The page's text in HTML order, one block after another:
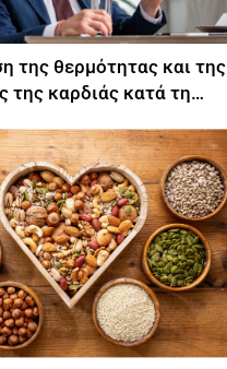
της θερμότητας και της
της καρδιάς κατά τη